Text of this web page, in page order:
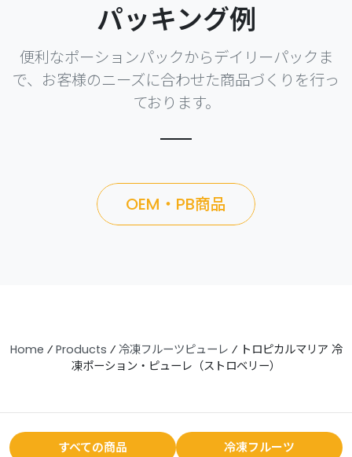
パッキング例
便利なポーションパックからデイリーパックま
で、お客様のニーズに合わせた商品づくりを行っ
ております。
OEM・PB商品
Home ⁄ Products ⁄ 冷凍フルーツピューレ ⁄ トロピカルマリア 冷
凍ポーション・ピューレ（ストロベリー）
すべての商品 冷凍フルーツ